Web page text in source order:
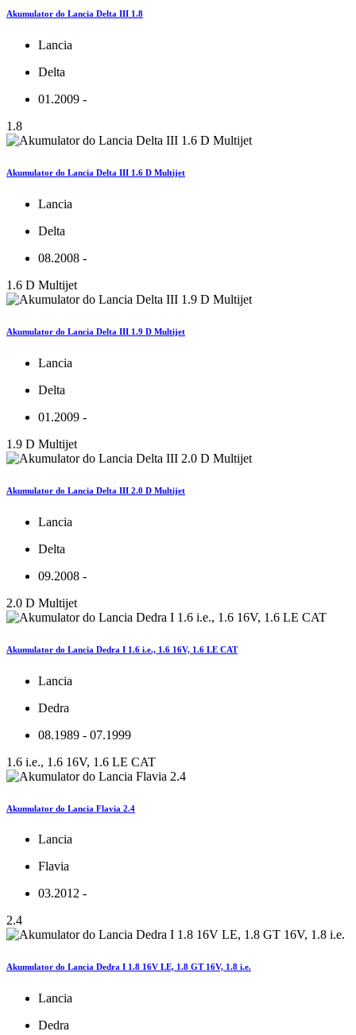
Akumulator do Lancia Delta III 1.8
Lancia
Delta
01.2009 -
1.8
Akumulator do Lancia Delta III 1.6 D Multijet
Lancia
Delta
08.2008 -
1.6 D Multijet
Akumulator do Lancia Delta III 1.9 D Multijet
Lancia
Delta
01.2009 -
1.9 D Multijet
Akumulator do Lancia Delta III 2.0 D Multijet
Lancia
Delta
09.2008 -
2.0 D Multijet
Akumulator do Lancia Dedra I 1.6 i.e., 1.6 16V, 1.6 LE CAT
Lancia
Dedra
08.1989 - 07.1999
1.6 i.e., 1.6 16V, 1.6 LE CAT
Akumulator do Lancia Flavia 2.4
Lancia
Flavia
03.2012 -
2.4
Akumulator do Lancia Dedra I 1.8 16V LE, 1.8 GT 16V, 1.8 i.e.
Lancia
Dedra